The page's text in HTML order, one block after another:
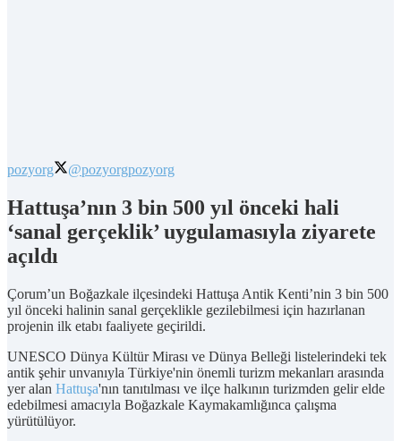
pozyorg @pozyorgpozyorg
Hattuşa’nın 3 bin 500 yıl önceki hali
‘sanal gerçeklik’ uygulamasıyla ziyarete
açıldı
Çorum’un Boğazkale ilçesindeki Hattuşa Antik Kenti’nin 3 bin 500
yıl önceki halinin sanal gerçeklikle gezilebilmesi için hazırlanan
projenin ilk etabı faaliyete geçirildi.
UNESCO Dünya Kültür Mirası ve Dünya Belleği listelerindeki tek
antik şehir unvanıyla Türkiye'nin önemli turizm mekanları arasında
yer alan Hattuşa'nın tanıtılması ve ilçe halkının turizmden gelir elde
edebilmesi amacıyla Boğazkale Kaymakamlığınca çalışma
yürütülüyor.